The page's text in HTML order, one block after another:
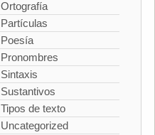
Ortografía
Partículas
Poesía
Pronombres
Sintaxis
Sustantivos
Tipos de texto
Uncategorized